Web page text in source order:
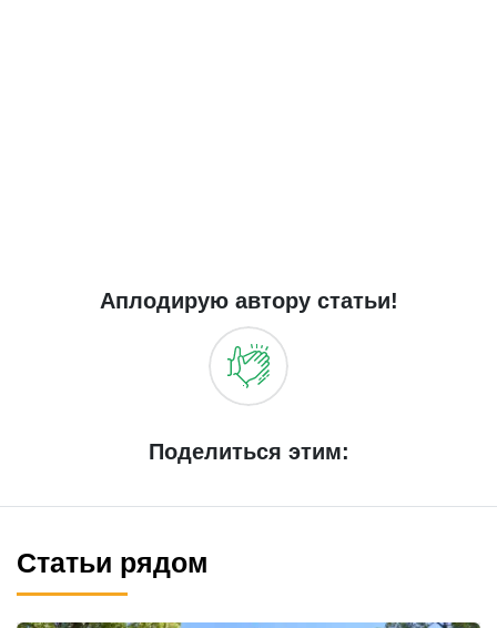
Аплодирую автору статьи!
Поделиться этим:
Статьи рядом